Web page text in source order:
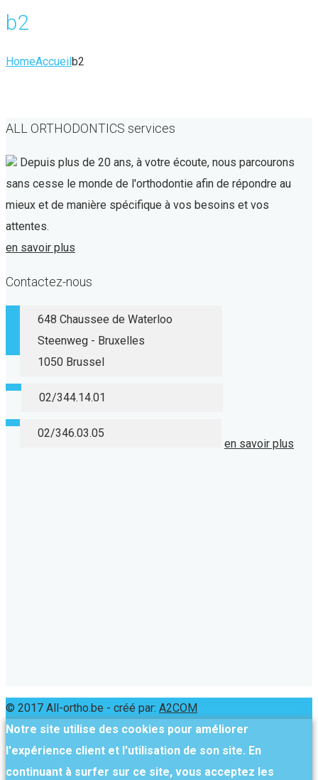
b2
HomeAccueilb2
ALL ORTHODONTICS services
Depuis plus de 20 ans, à votre écoute, nous parcourons
sans cesse le monde de l'orthodontie afin de répondre au
mieux et de manière spécifique à vos besoins et vos
attentes.
en savoir plus
Contactez-nous
648 Chaussee de Waterloo
Steenweg - Bruxelles
1050 Brussel
02/344.14.01
02/346.03.05
en savoir plus
© 2017 All-ortho.be - créé par: A2COM
Notre site utilise des cookies pour améliorer
l'expérience client et l'utilisation de son site. En
continuant à surfer sur ce site, vous acceptez les